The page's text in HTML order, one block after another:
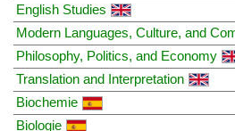
English Studies
Modern Languages, Culture, and
Philosophy, Politics, and Economy
Translation and Interpretation
Biochemie
Biologie